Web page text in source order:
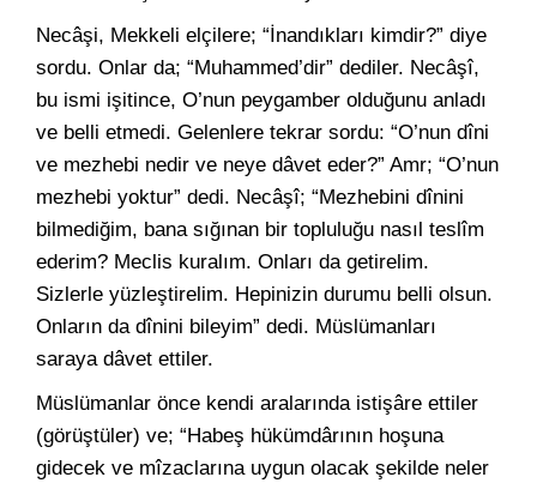
Necâşi, Mekkeli elçilere; “İnandıkları kimdir?” diye
sordu. Onlar da; “Muhammed’dir” dediler. Necâşî,
bu ismi işitince, O’nun peygamber olduğunu anladı
ve belli etmedi. Gelenlere tekrar sordu: “O’nun dîni
ve mezhebi nedir ve neye dâvet eder?” Amr; “O’nun
mezhebi yoktur” dedi. Necâşî; “Mezhebini dînini
bilmediğim, bana sığınan bir topluluğu nasıl teslîm
ederim? Meclis kuralım. Onları da getirelim.
Sizlerle yüzleştirelim. Hepinizin durumu belli olsun.
Onların da dînini bileyim” dedi. Müslümanları
saraya dâvet ettiler.
Müslümanlar önce kendi aralarında istişâre ettiler
(görüştüler) ve; “Habeş hükümdârının hoşuna
gidecek ve mîzaclarına uygun olacak şekilde neler